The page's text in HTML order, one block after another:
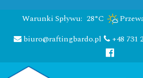
Warunki Spływu: 28°C
biuro@raftingbardo.pl
+48 731